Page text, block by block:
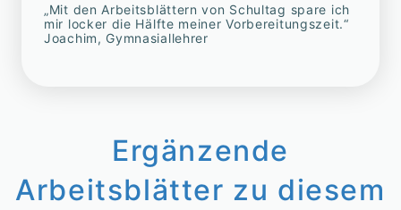
„Mit den Arbeitsblättern von Schultag spare ich
mir locker die Hälfte meiner Vorbereitungszeit.“
Joachim, Gymnasiallehrer
Ergänzende
Arbeitsblätter zu diesem